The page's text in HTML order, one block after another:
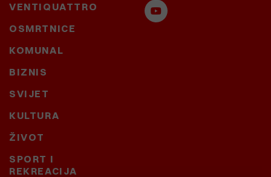
VENTIQUATTRO
OSMRTNICE
KOMUNAL
BIZNIS
SVIJET
KULTURA
ŽIVOT
SPORT I
REKREACIJA